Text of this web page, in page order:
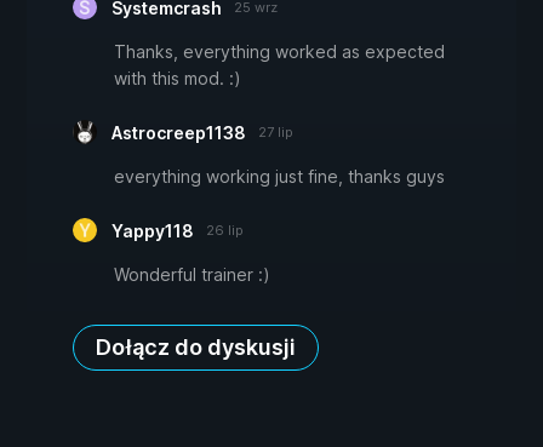
Systemcrash 25 wrz
Thanks, everything worked as expected
with this mod. :)
Astrocreep1138 27 lip
everything working just fine, thanks guys
Yappy118 26 lip
Wonderful trainer :)
Dołącz do dyskusji